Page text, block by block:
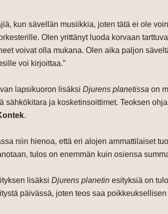
kun sävellän musiikkia, joten tätä ei ole
Olen yrittänyt luoda korvaan
voivat olla mukana. Olen aika paljon
voi kirjoittaa.”
lapsikuoron lisäksi Djurens planetissa on
sähkökitara ja kosketinsoittimet. Teoksen
.
niin hienoa, että eri alojen ammattilaiset
tulos on enemmän kuin osiensa
lisäksi Djurens planetin esityksiä on
päivässä, joten teos saa